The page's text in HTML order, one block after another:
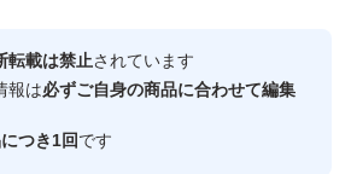
心・安全なユーザーです
転載は禁止されています
報は必ずご自身の商品に合わせて編集
つき1回です